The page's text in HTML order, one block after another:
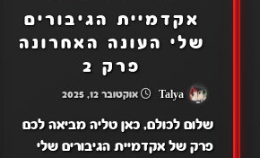
אקדמיית הגיבורים
שלי העונה האחרונה
פרק 2
אוקטובר 12, 2025
שלום לכולם, כאן טליה מביאה לכם
פרק של אקדמיית הגיבורים שלי